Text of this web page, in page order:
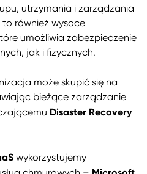
utrzymania i zarządzania
to również wysoce
umożliwia zabezpieczenie
jak i fizycznych.
może skupić się na
bieżące zarządzanie
Disaster Recovery
wykorzystujemy